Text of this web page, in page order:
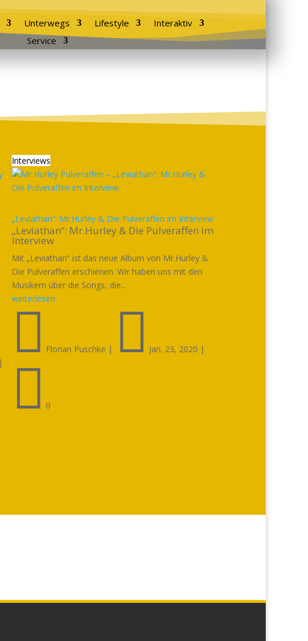
Unterwegs Lifestyle
Interaktiv
Service
|
Interviews
„Leviathan“: Mr.Hurley & Die Pulveraffen im Interview
„Leviathan“: Mr.Hurley & Die Pulveraffen im
Interview
Mit „Leviathan“ ist das neue Album von Mr.Hurley &
Die Pulveraffen erschienen. Wir haben uns mit den
Musikern über die Songs, die...
weiterlesen
 Florian Puschke |  Jan. 23, 2020 |
 0